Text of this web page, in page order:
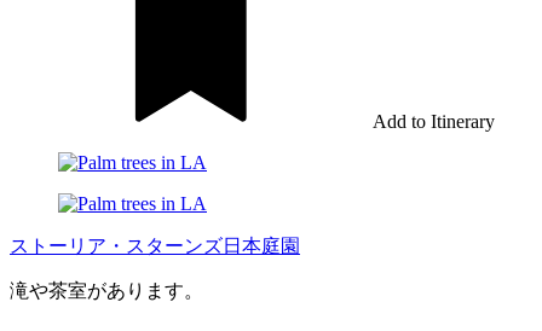
Add to Itinerary
ストーリア・スターンズ日本庭園
滝や茶室があります。